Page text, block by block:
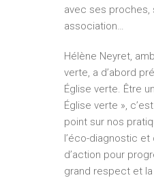
avec ses proches,
association…
Hélène Neyret,
verte, a d’abord
Église verte. Être
Église verte »,
point sur nos
l’éco-diagnostic
d’action pour
grand respect et